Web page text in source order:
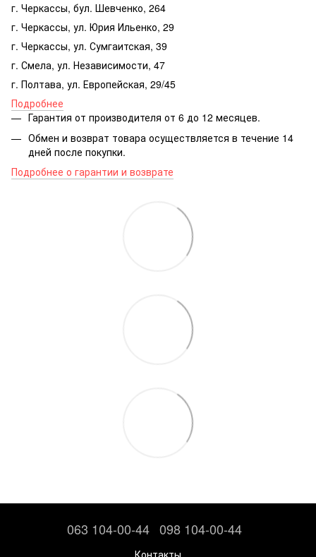
г. Черкассы, бул. Шевченко, 264
г. Черкассы, ул. Юрия Ильенко, 29
г. Черкассы, ул. Сумгаитская, 39
г. Смела, ул. Независимости, 47
г. Полтава, ул. Европейская, 29/45
Подробнее
Гарантия от производителя от 6 до 12 месяцев.
Обмен и возврат товара осуществляется в течение 14
дней после покупки.
Подробнее о гарантии и возврате
063 104-00-44 098 104-00-44